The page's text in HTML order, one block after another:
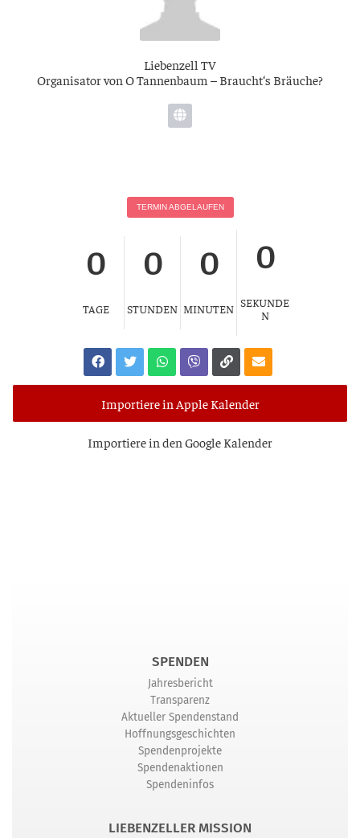
Lie­ben­zell TV
Orga­ni­sa­tor von O Tan­nen­baum – Braucht‘s Bräuche?
TER­MIN ABGELAUFEN
0
TAGE
0
STUNDEN
0
MINUTEN
0
SEKUNDE
N
Importiere in Apple Kalender
Impor­tie­re in den Goog­le Kalender
SPENDEN
Jahresbericht
Transparenz
Aktueller Spendenstand
Hoffnungsgeschichten
Spendenprojekte
Spendenaktionen
Spendeninfos
LIEBENZELLER MISSION